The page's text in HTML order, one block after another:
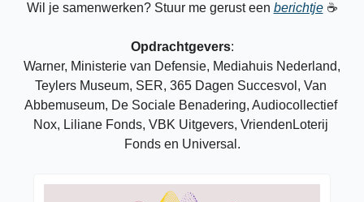
Wil je samenwerken? Stuur me gerust een berichtje ☕
Opdrachtgevers:
Warner, Ministerie van Defensie, Mediahuis Nederland,
Teylers Museum, SER, 365 Dagen Succesvol, Van
Abbemuseum, De Sociale Benadering, Audiocollectief
Nox, Liliane Fonds, VBK Uitgevers, VriendenLoterij
Fonds en Universal.